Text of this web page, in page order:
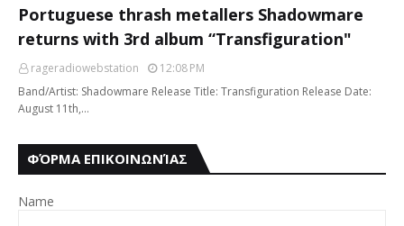
Portuguese thrash metallers Shadowmare
returns with 3rd album “Transfiguration"
rageradiowebstation
12:08 PM
Band/Artist: Shadowmare Release Title: Transfiguration Release Date:
August 11th,…
ΦΌΡΜΑ ΕΠΙΚΟΙΝΩΝΊΑΣ
Name